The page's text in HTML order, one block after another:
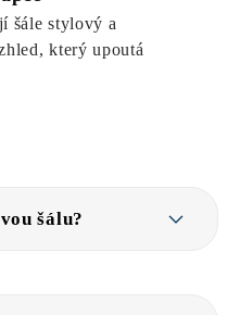
šále stylový a
který upoutá
šálu?